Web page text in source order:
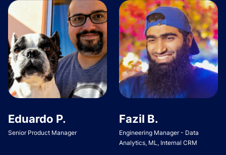
Eduardo P.
Senior Product Manager
Fazil B.
Engineering Manager - Data
Analytics, ML, Internal CRM